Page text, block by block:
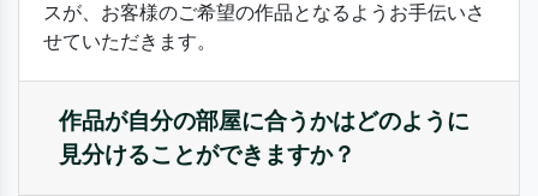
スが、お客様のご希望の作品となるようお手伝いさ
せていただきます。
作品が自分の部屋に合うかはどのように
見分けることができますか？